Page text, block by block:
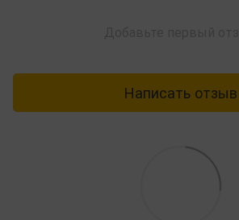
Написать отзыв